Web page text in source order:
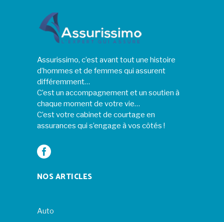
Assurissimo, c’est avant tout une histoire
d’hommes et de femmes qui assurent
différemment…
C’est un accompagnement et un soutien à
chaque moment de votre vie…
C’est votre cabinet de courtage en
assurances qui s’engage à vos côtés !
NOS ARTICLES
Auto